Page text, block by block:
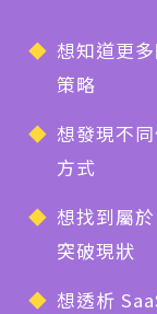
想知道更
策略
想發現不
方式
想找到屬
突破現狀
想透析